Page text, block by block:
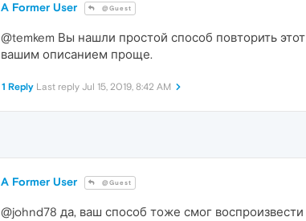
A Former User @Guest
@temkem Вы нашли простой способ повторить
вашим описанием проще.
1 Reply Last reply Jul 15, 2019, 8:42 AM
A Former User @Guest
@johnd78 да, ваш способ тоже смог воспроизвести